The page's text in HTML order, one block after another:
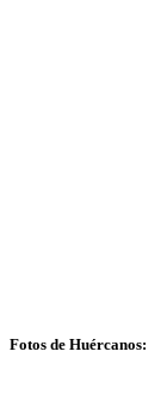
Fotos de Huércanos: